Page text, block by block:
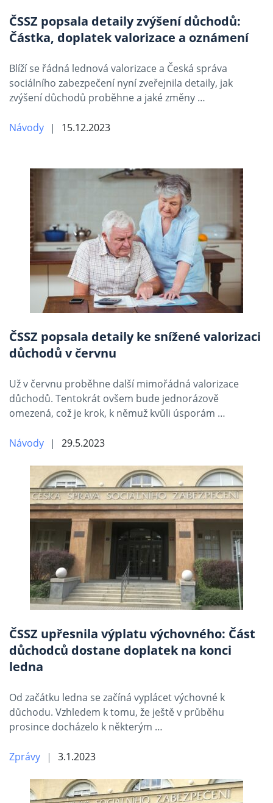
ČSSZ popsala detaily zvýšení důchodů:
Částka, doplatek valorizace a oznámení
Blíží se řádná lednová valorizace a Česká správa
sociálního zabezpečení nyní zveřejnila detaily, jak
zvýšení důchodů proběhne a jaké změny …
Návody 15.12.2023
ČSSZ popsala detaily ke snížené valorizaci
důchodů v červnu
Už v červnu proběhne další mimořádná valorizace
důchodů. Tentokrát ovšem bude jednorázově
omezená, což je krok, k němuž kvůli úsporám …
Návody 29.5.2023
ČSSZ upřesnila výplatu výchovného: Část
důchodců dostane doplatek na konci
ledna
Od začátku ledna se začíná vyplácet výchovné k
důchodu. Vzhledem k tomu, že ještě v průběhu
prosince docházelo k některým …
Zprávy 3.1.2023